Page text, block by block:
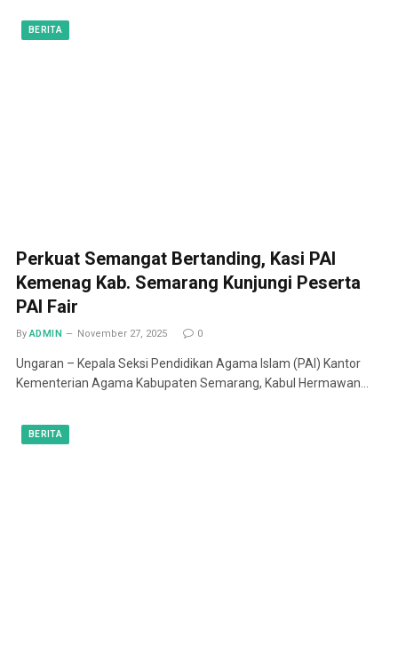
BERITA
Perkuat Semangat Bertanding, Kasi PAI
Kemenag Kab. Semarang Kunjungi Peserta
PAI Fair
By ADMIN November 27, 2025 0
Ungaran – Kepala Seksi Pendidikan Agama Islam (PAI) Kantor
Kementerian Agama Kabupaten Semarang, Kabul Hermawan…
BERITA